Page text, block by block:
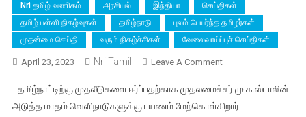
Nri தமிழ் வணிகம் அரசியல் இந்தியா
செய்திகள்
தமிழ் பள்ளி நிகழ்வுகள்
தமிழ்நாடு
புலம் பெயர்ந்த தமிழர்கள்
முதன்மை செய்தி
வரும் நிகழ்ச்சிகள் வேலைவாய்ப்புச் செய்திகள்
April 23, 2023 Nri Tamil Leave A CommentOn
ஈர்ப்பதற்காக
தமிழ்நாடு
தமிழ்நாட்டிற்கு முதலீடுகளை ஈர்ப்பதற்காக முதலமைச்சர் மு.க.ஸ்டாலின்
அடுத்த மாதம் வெளிநாடுகளுக்கு பயணம் மேற்கொள்கிறார்.